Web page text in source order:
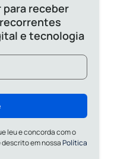
receber
e tecnologia
leu e concorda com o
em nossaPolítica